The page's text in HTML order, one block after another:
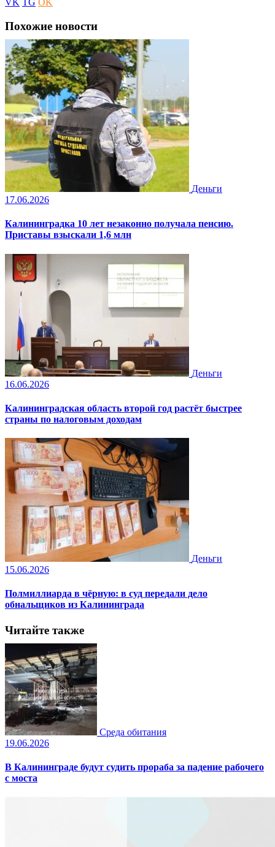
VK TG OK
Похожие новости
Деньги
17.06.2026
Калининградка 10 лет незаконно получала пенсию.
Приставы взыскали 1,6 млн
Деньги
16.06.2026
Калининградская область второй год растёт быстрее
страны по налоговым доходам
Деньги
15.06.2026
Полмиллиарда в чёрную: в суд передали дело
обнальщиков из Калининграда
Читайте также
Среда обитания
19.06.2026
В Калининграде будут судить прораба за падение рабочего
с моста